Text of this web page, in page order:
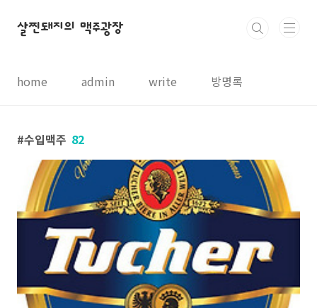
살찐돼지의 맥주광장
home admin write 방명록
수입맥주 82